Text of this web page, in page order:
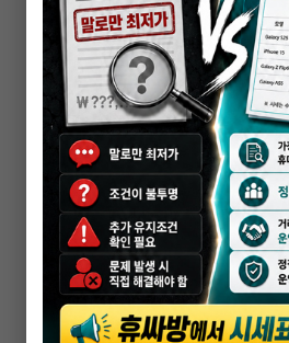
휴대폰성지